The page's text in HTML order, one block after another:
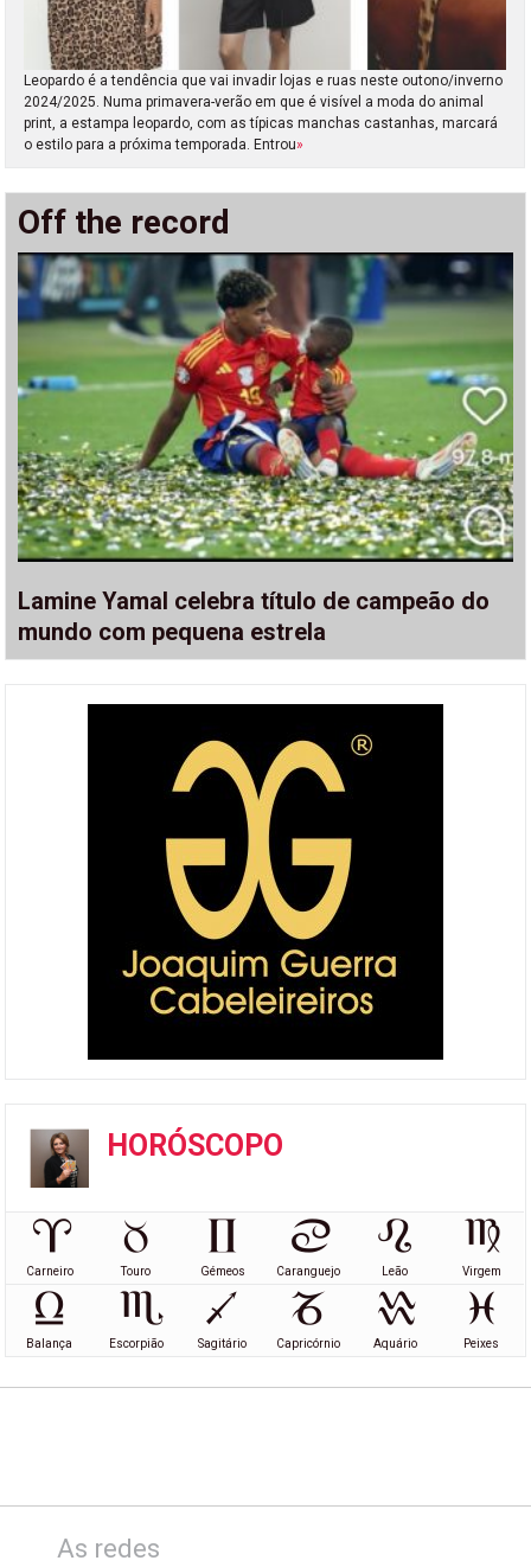
Leopardo é a tendência que vai invadir lojas e ruas neste outono/inverno
2024/2025. Numa primavera-verão em que é visível a moda do animal
print, a estampa leopardo, com as típicas manchas castanhas, marcará
o estilo para a próxima temporada. Entrou»
Off the record
Lamine Yamal celebra título de campeão do
mundo com pequena estrela
HORÓSCOPO
Carneiro Touro Gémeos Caranguejo Leão Virgem
Balança Escorpião Sagitário Capricórnio Aquário Peixes
As redes